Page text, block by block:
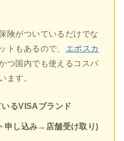
険がついているだけでな
トもあるので、
エポスカ
つ国内でも使えるコスパ
ます。
るVISAブランド
申し込み→店舗受け取り)